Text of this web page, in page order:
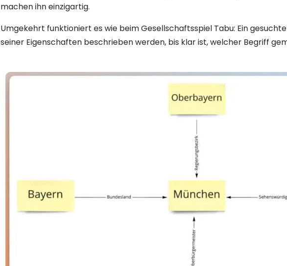
machen ihn einzigartig.
Umgekehrt funktioniert es wie beim Gesellschaftsspiel Tabu: Ein
seiner Eigenschaften beschrieben werden, bis klar ist, welcher Begriff